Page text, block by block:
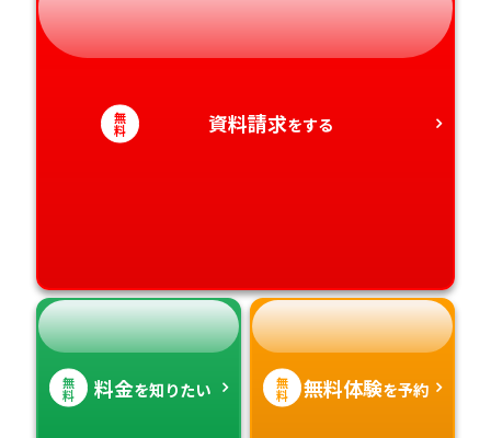
静岡県
和歌山県
徳島県
大分県
無
料 資料請求をする
無
料 料金を知りたい 無
料 無料体験を予約